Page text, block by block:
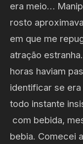
era meio…
rosto
em que me
atração
horas haviam
identificar se era
todo instante
com bebida,
bebia. Comecei